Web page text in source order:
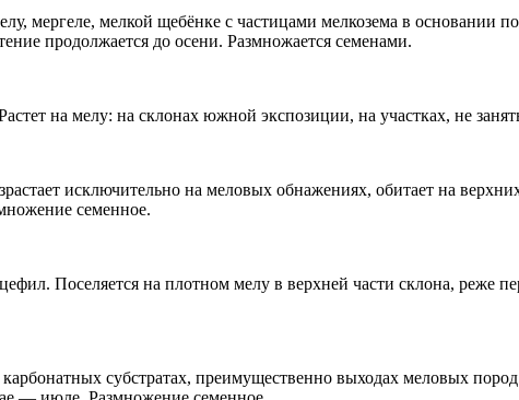
мелкой щебёнке с частицами мелкозема в основании
продолжается до осени. Размножается семенами.
на мелу: на склонах южной экспозиции, на участках, не
исключительно на меловых обнажениях, обитает на
семенное.
на плотном мелу в верхней части склона, реже
субстратах, преимущественно выходах меловых пород.